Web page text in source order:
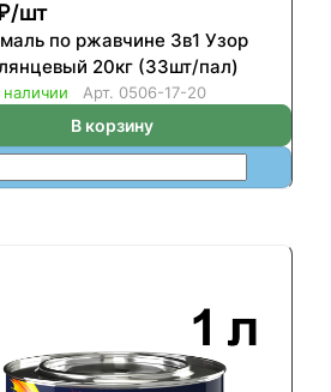
шт
по ржавчине 3в1 Узор
20кг (33шт/пал)
наличии Арт. 0506-17-20
В корзину